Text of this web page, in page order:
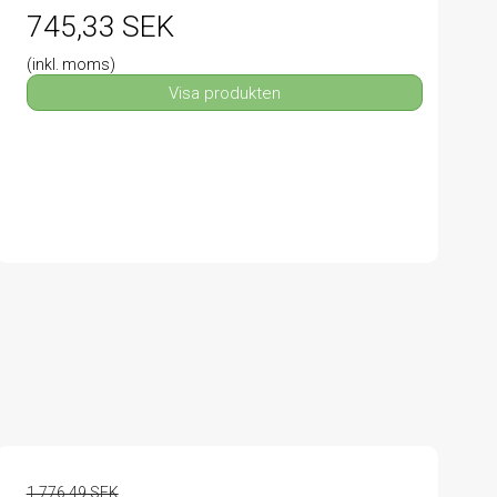
745,33 SEK
(inkl. moms)
Visa produkten
1.776,49 SEK